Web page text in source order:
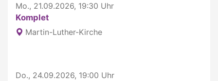
Mo., 21.09.2026, 19:30 Uhr
Komplet
Martin-Luther-Kirche
Do., 24.09.2026, 19:00 Uhr